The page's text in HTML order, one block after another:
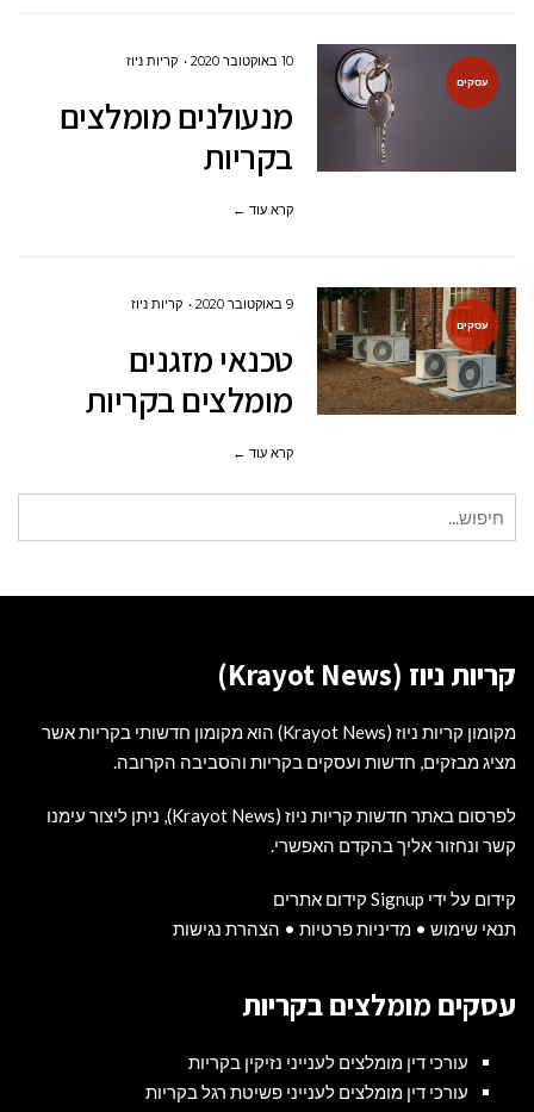
עסקים
10 באוקטובר 2020 קריות ניוז
מנעולנים מומלצים
בקריות
קרא עוד ←
עסקים
9 באוקטובר 2020 קריות ניוז
טכנאי מזגנים
מומלצים בקריות
קרא עוד ←
עבור:
קריות ניוז (Krayot News)
מקומון קריות ניוז (Krayot News) הוא מקומון חדשותי בקריות אשר
מציג מבזקים, חדשות ועסקים בקריות והסביבה הקרובה.
לפרסום באתר חדשות קריות ניוז (Krayot News), ניתן ליצור עימנו
קשר ונחזור אליך בהקדם האפשרי.
קידום על ידי Signup קידום אתרים
תנאי שימוש • מדיניות פרטיות • הצהרת נגישות
עסקים מומלצים בקריות
עורכי דין מומלצים לענייני נזיקין בקריות
עורכי דין מומלצים לענייני פשיטת רגל בקריות